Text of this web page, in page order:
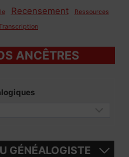
Recensement
Ressources
ANCÊTRES
GÉNÉALOGISTE